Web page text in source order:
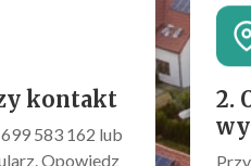
kontakt
583 162 lub
Opowiedz
2.